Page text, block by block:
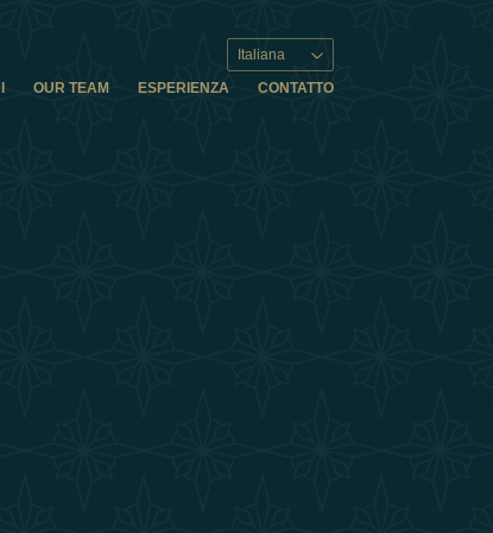
Italiana
OUR TEAM ESPERIENZA CONTATTO